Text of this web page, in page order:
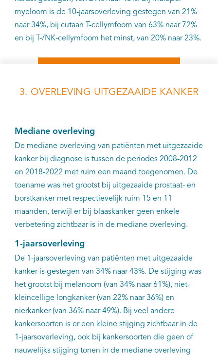
myeloom is de 10-jaarsoverleving gestegen van 21%
naar 34%, bij cutaan T-cellymfoom van 63% naar 72%
en bij T-/NK-cellymfoom het minst, van 20% naar 23%.
3. OVERLEVING UITGEZAAIDE KANKER
Mediane overleving
De mediane overleving van patiënten met uitgezaaide
kanker bij diagnose is tussen de periodes 2008-2012
en 2018-2022 met ruim een maand toegenomen. De
toename was het grootst bij uitgezaaide prostaat- en
borstkanker met respectievelijk ruim 15 en 11
maanden, terwijl er bij blaaskanker geen enkele
verbetering zichtbaar is in de mediane overleving.
1-jaarsoverleving
De 1-jaarsoverleving van patiënten met uitgezaaide
kanker is gestegen van 34% naar 43%. De stijging was
het grootst bij melanoom (van 34% naar 61%), niet-
kleincellige longkanker (van 22% naar 36%) en
nierkanker (van 36% naar 49%). Bij veel andere
kankersoorten is er een kleine stijging zichtbaar in de
1-jaarsoverleving, ook bij kankersoorten die geen of
nauwelijks stijging tonen in de mediane overleving